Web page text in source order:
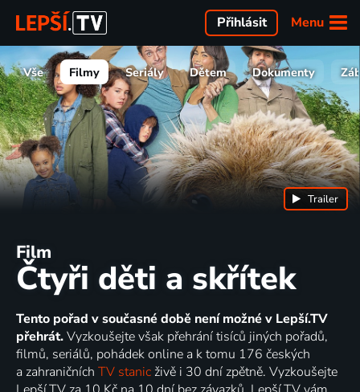
Menu
Přihlásit
Vše Filmy Seriály Dětem Dokumenty
Film
Čtyři děti a skřítek
Trailer
Tento pořad v současné době není možné v Lepší.TV
přehrát.Vyzkoušejte však přehrání tisíců jiných pořadů,
filmů, seriálů, pohádek online a k tomu 176 českých
a zahraničních TV stanic živě i 30 dní zpětně. Vyzkoušejte